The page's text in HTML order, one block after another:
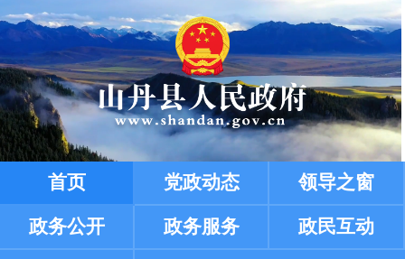
首页 党政动态 领导之窗
政务公开 政务服务 政民互动